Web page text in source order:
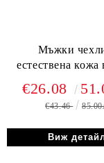
Мъжки
естествена кожа
Castello
€26.08
€43.46
Виж